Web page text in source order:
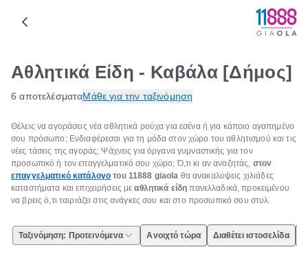
Αθλητικά Είδη - Καβάλα [Δήμος]
6 αποτελέσματαΜάθε για την ταξινόμηση
Θέλεις να αγοράσεις νέα αθλητικά ρούχα για εσένα ή για κάποιο αγαπημένο
σου πρόσωπο; Ενδιαφέρεσαι για τη μόδα στον χώρο του αθλητισμού και τις
νέες τάσεις της αγοράς; Ψάχνεις για όργανα γυμναστικής για τον
προσωπικό ή τον επαγγελματικό σου χώρο; Ό,τι κι αν αναζητάς, στον
επαγγελματικό κατάλογο του 11888 giaola θα ανακαλύψεις χιλιάδες
καταστήματα και επιχειρήσεις μεαθλητικά είδη πανελλαδικά, προκειμένου
να βρεις ό,τι ταιριάζει στις ανάγκες σου και στο προσωπικό σου στυλ.
Ταξινόμηση: Προτεινόμενα Ανοιχτό τώρα Διαθέτει ιστοσελίδα